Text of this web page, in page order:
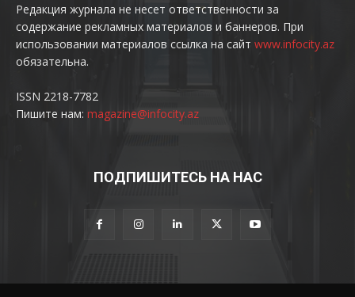
Редакция журнала не несет ответственности за
содержание рекламных материалов и баннеров. При
использовании материалов ссылка на сайт www.infocity.az
обязательна.
ISSN 2218-7782
Пишите нам: magazine@infocity.az
ПОДПИШИТЕСЬ НА НАС